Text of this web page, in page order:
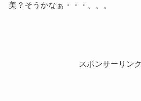
美？そうかなぁ・・・。。。
スポンサーリンク